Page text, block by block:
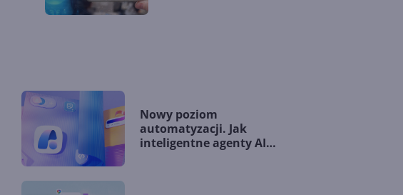
Nowy poziom
automatyzacji. Jak
inteligentne agenty AI